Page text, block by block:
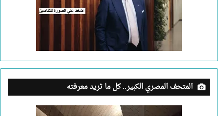
المتحف المصري الكبير.. كل ما تريد معرفته